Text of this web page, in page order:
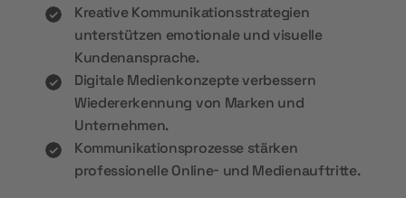
Kreative Kommunikationsstrategien
unterstützen emotionale und visuelle
Kundenansprache.
Digitale Medienkonzepte verbessern
Wiedererkennung von Marken und
Unternehmen.
Kommunikationsprozesse stärken
professionelle Online- und Medienauftritte.